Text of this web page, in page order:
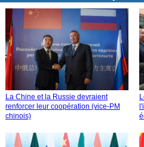
La Chine et la Russie devraient
renforcer leur coopération (vice-PM
chinois)